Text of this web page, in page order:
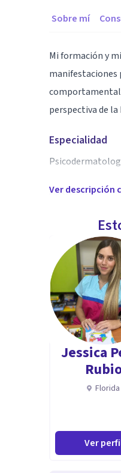
Sobre mí
Mi formación y
manifestaciones
perspectiva de
Especialidad
Aptitudes
conductas y los
Peritaje y
Psicoterapia
Terapia Familiar
Coordinación
Ver descripción
Jessica
Florida
Ver